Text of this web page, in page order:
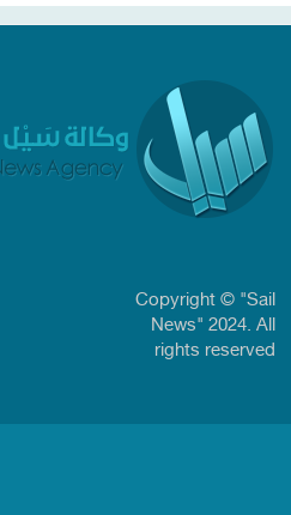
Copyright © "Sail
News" 2024. All
rights reserved